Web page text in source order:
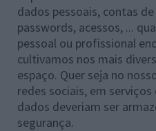
dados pessoais, contas
passwords, acessos, ...
pessoal ou profissional
cultivamos nos mais
espaço. Quer seja no
redes sociais, em
dados deveriam ser
segurança.